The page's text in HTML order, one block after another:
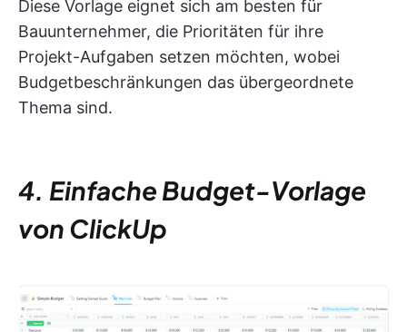
Diese Vorlage eignet sich am besten für
Bauunternehmer, die Prioritäten für ihre
Projekt-Aufgaben setzen möchten, wobei
Budgetbeschränkungen das übergeordnete
Thema sind.
4. Einfache Budget-Vorlage
von ClickUp